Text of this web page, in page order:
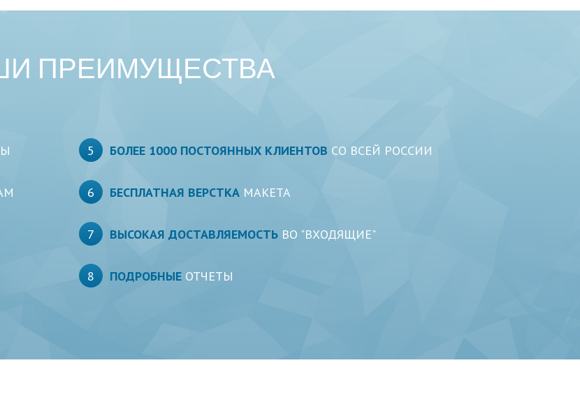
ПРЕИМУЩЕСТВА
5 БОЛЕЕ 1000 ПОСТОЯННЫХ КЛИЕНТОВ СО ВСЕЙ РОССИИ
6 БЕСПЛАТНАЯ ВЕРСТКА МАКЕТА
7 ВЫСОКАЯ ДОСТАВЛЯЕМОСТЬ ВО "ВХОДЯЩИЕ"
8 ПОДРОБНЫЕ ОТЧЕТЫ